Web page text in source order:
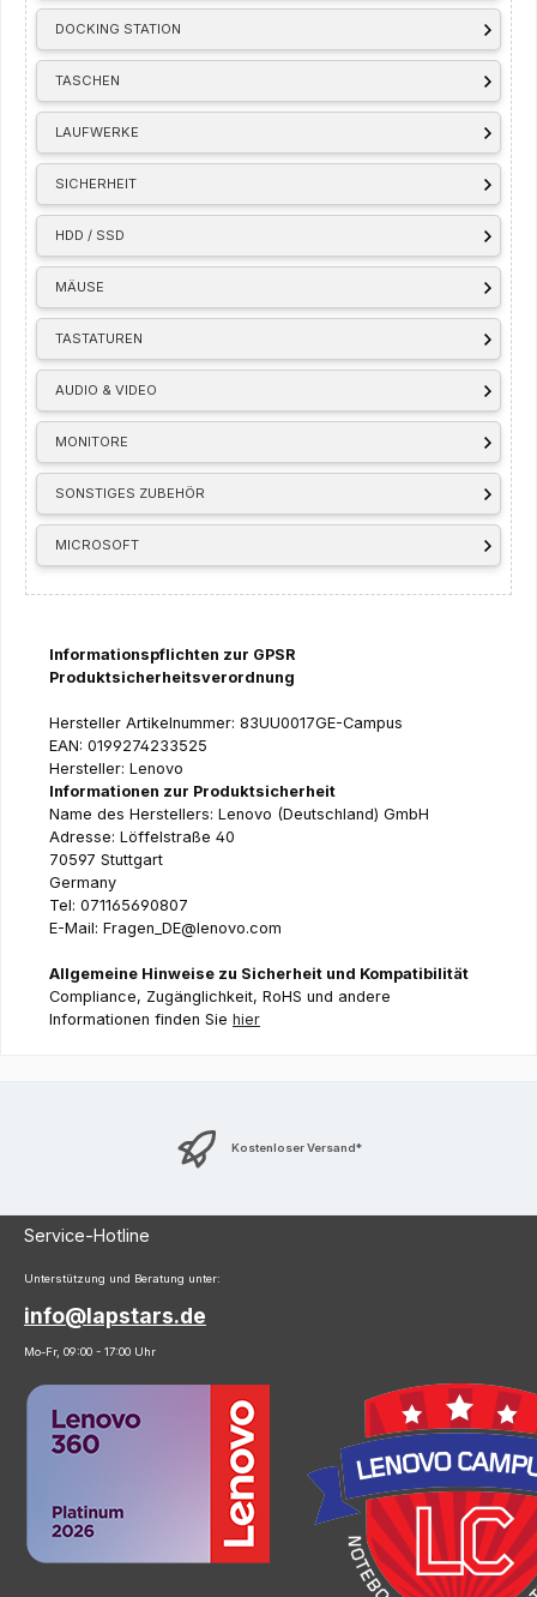
DOCKING STATION
TASCHEN
LAUFWERKE
SICHERHEIT
HDD / SSD
MÄUSE
TASTATUREN
AUDIO & VIDEO
MONITORE
SONSTIGES ZUBEHÖR
MICROSOFT
Informationspflichten zur GPSR
Produktsicherheitsverordnung
Hersteller Artikelnummer: 83UU0017GE-Campus
EAN: 0199274233525
Hersteller: Lenovo
Informationen zur Produktsicherheit
Name des Herstellers: Lenovo (Deutschland) GmbH
Adresse: Löffelstraße 40
70597 Stuttgart
Germany
Tel: 071165690807
E-Mail: Fragen_DE@lenovo.com
Allgemeine Hinweise zu Sicherheit und Kompatibilität
Compliance, Zugänglichkeit, RoHS und andere
Informationen finden Sie hier
Kostenloser Versand*
Service-Hotline
Unterstützung und Beratung unter:
info@lapstars.de
Mo-Fr, 09:00 - 17:00 Uhr